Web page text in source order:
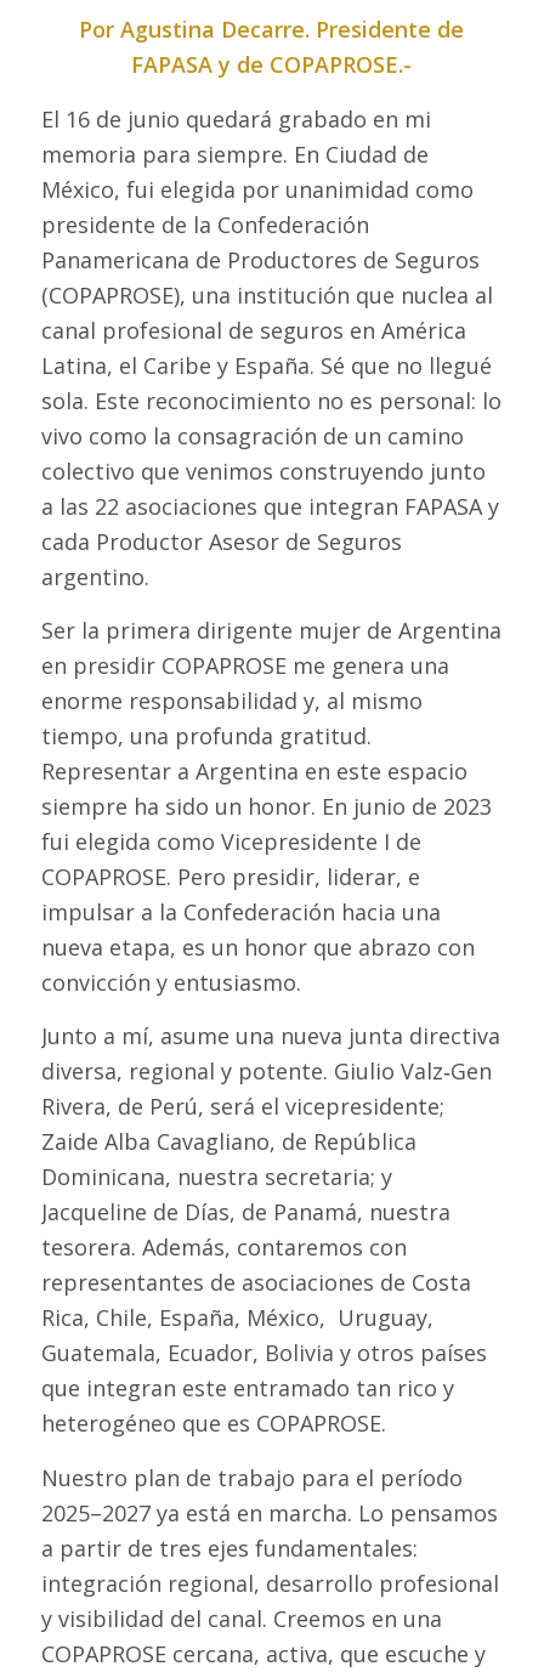
Por Agustina Decarre. Presidente de
FAPASA y de COPAPROSE.-
El 16 de junio quedará grabado en mi
memoria para siempre. En Ciudad de
México, fui elegida por unanimidad como
presidente de la Confederación
Panamericana de Productores de Seguros
(COPAPROSE), una institución que nuclea al
canal profesional de seguros en América
Latina, el Caribe y España. Sé que no llegué
sola. Este reconocimiento no es personal: lo
vivo como la consagración de un camino
colectivo que venimos construyendo junto
a las 22 asociaciones que integran FAPASA y
cada Productor Asesor de Seguros
argentino.
Ser la primera dirigente mujer de Argentina
en presidir COPAPROSE me genera una
enorme responsabilidad y, al mismo
tiempo, una profunda gratitud.
Representar a Argentina en este espacio
siempre ha sido un honor. En junio de 2023
fui elegida como Vicepresidente I de
COPAPROSE. Pero presidir, liderar, e
impulsar a la Confederación hacia una
nueva etapa, es un honor que abrazo con
convicción y entusiasmo.
Junto a mí, asume una nueva junta directiva
diversa, regional y potente. Giulio Valz‑Gen
Rivera, de Perú, será el vicepresidente;
Zaide Alba Cavagliano, de República
Dominicana, nuestra secretaria; y
Jacqueline de Días, de Panamá, nuestra
tesorera. Además, contaremos con
representantes de asociaciones de Costa
Rica, Chile, España, México, Uruguay,
Guatemala, Ecuador, Bolivia y otros países
que integran este entramado tan rico y
heterogéneo que es COPAPROSE.
Nuestro plan de trabajo para el período
2025–2027 ya está en marcha. Lo pensamos
a partir de tres ejes fundamentales:
integración regional, desarrollo profesional
y visibilidad del canal. Creemos en una
COPAPROSE cercana, activa, que escuche y